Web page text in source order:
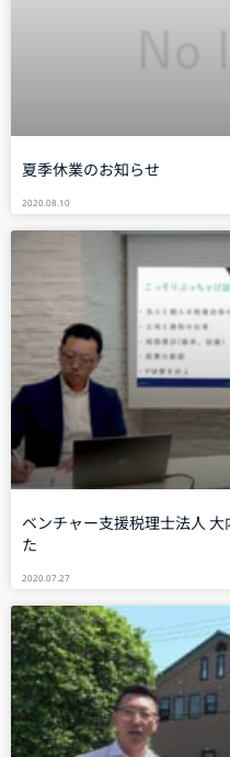
夏季休業のお知らせ
2020.08.10
ベンチャー支援税理士法人
た
2020.07.27